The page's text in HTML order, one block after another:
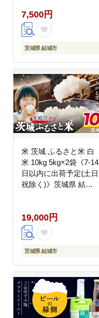
お菓子 茨城県産 結城
市 スイーツ おやつ 和
菓子---yuki_tkd_24_2p--
7,500円
茨城県 結城市
米 茨城 ふるさと米 白
米 10kg 5kg×2袋《7-14
日以内に出荷予定(土日
祝除く)》茨城県 結城
k_yuki_local_174_10kg-
--
19,000円
茨城県 結城市